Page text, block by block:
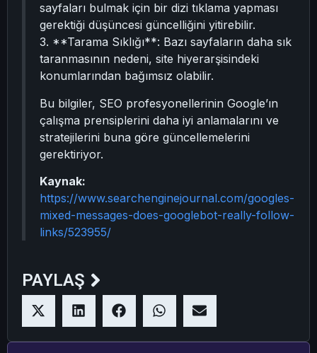
sayfaları bulmak için bir dizi tıklama yapması
gerektiği düşüncesi güncelliğini yitirebilir.
3. **Tarama Sıklığı**: Bazı sayfaların daha sık
taranmasının nedeni, site hiyerarşisindeki
konumlarından bağımsız olabilir.
Bu bilgiler, SEO profesyonellerinin Google’ın
çalışma prensiplerini daha iyi anlamalarını ve
stratejilerini buna göre güncellemelerini
gerektiriyor.
Kaynak:
https://www.searchenginejournal.com/googles-
mixed-messages-does-googlebot-really-follow-
links/523955/
PAYLAŞ